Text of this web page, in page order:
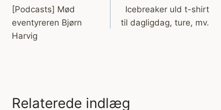
[Podcasts] Mød
eventyreren Bjørn
Harvig
Icebreaker uld t-shirt
til dagligdag, ture, mv.
Relaterede indlæg